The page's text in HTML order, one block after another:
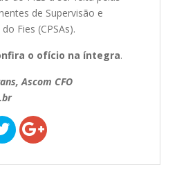
de Supervisão e
Fies (CPSAs).
o ofício na íntegra.
Ascom CFO